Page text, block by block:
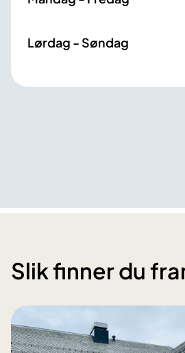
Lørdag - Søndag
Slik finner du